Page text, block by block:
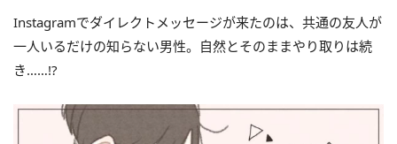
Instagramでダイレクトメッセージが来たのは、共通の友人が
一人いるだけの知らない男性。自然とそのままやり取りは続
き……!?